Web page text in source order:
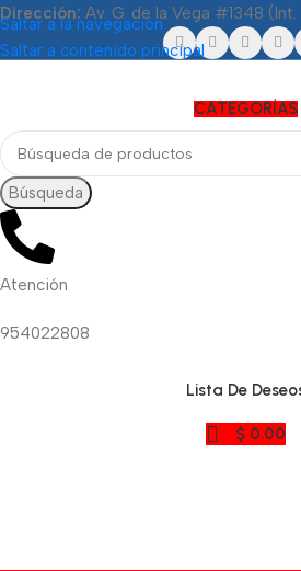
Saltar a la navegación
Saltar a contenido principal
Dirección: Av. G. de la Vega #1348 (Int.
CATEGORÍAS
Búsqueda
Atención
954022808
Lista De
$0.00